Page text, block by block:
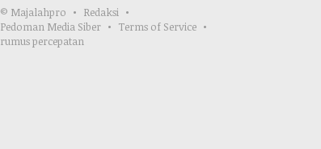
© Majalahpro
Redaksi
Pedoman Media Siber
Terms of Service
rumus percepatan